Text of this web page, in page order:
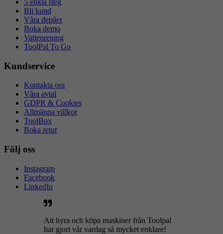
5 enkla steg
Bli kund
Våra depåer
Boka demo
Vattenrening
ToolPal To Go
Kundservice
Kontakta oss
Våra avtal
GDPR & Cookies
Allmänna villkor
ToolBox
Boka retur
Följ oss
Instagram
Facebook
LinkedIn
Att hyra och köpa maskiner från Toolpal
har gjort vår vardag så mycket enklare!